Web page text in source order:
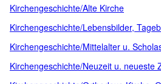
Kirchengeschichte/Alte Kirche
Kirchengeschichte/Lebensbilder,
Kirchengeschichte/Mittelalter u.
Kirchengeschichte/Neuzeit u. neueste